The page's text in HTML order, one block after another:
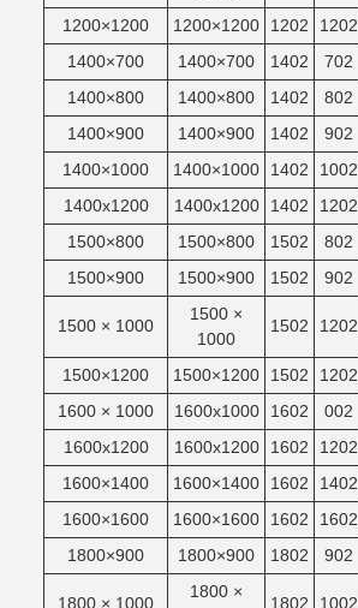
1200×1200 1200×1200 1202 1202
1400×700
1400×700 1402 702
1400×800
1400×800 1402 802
1400×900
1400×900 1402 902
1400×1000
1400×1000 1402 1002
1400x1200
1400x1200 1402 1202
1500×800
1500×800 1502 802
1500×900
1500×900 1502 902
1500 × 1000
1500 ×
1000
1502 1202
1500×1200 1500×1200 1502 1202
1600 × 1000
1600x1000 1602 002
1600x1200
1600x1200 1602 1202
1600×1400
1600×1400 1602 1402
1600×1600
1600×1600 1602 1602
1800×900
1800×900 1802 902
1800 × 1000
1800 ×
1802 1002